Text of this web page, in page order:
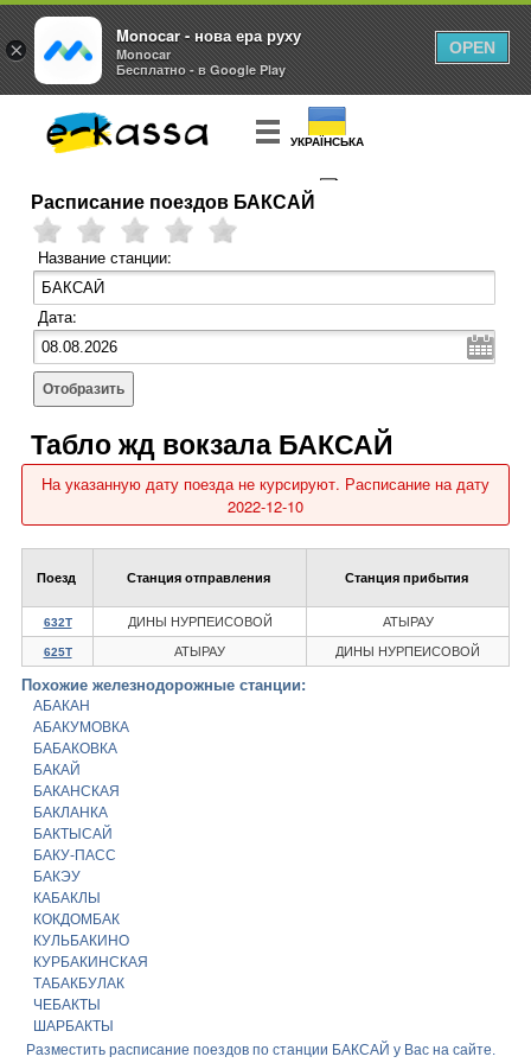
УКРАЇНСЬКА
КУПИТЬ
Расписание поездов БАКСАЙ
Название станции:
Дата:
Отобразить
Табло жд вокзала БАКСАЙ
На указанную дату поезда не курсируют. Расписание на дату
2022-12-10
Поезд Станция отправления Станция прибытия
632Т ДИНЫ НУРПЕИСОВОЙ АТЫРАУ
625Т АТЫРАУ ДИНЫ НУРПЕИСОВОЙ
Похожие железнодорожные станции:
АБАКАН
АБАКУМОВКА
БАБАКОВКА
БАКАЙ
БАКАНСКАЯ
БАКЛАНКА
БАКТЫСАЙ
БАКУ-ПАСС
БАКЭУ
КАБАКЛЫ
КОКДОМБАК
КУЛЬБАКИНО
КУРБАКИНСКАЯ
ТАБАКБУЛАК
ЧЕБАКТЫ
ШАРБАКТЫ
Разместить расписание поездов по станции БАКСАЙ у Вас на сайте.
×
Monocar - нова ера руху
Monocar
Бесплатно - в Google Play
OPEN